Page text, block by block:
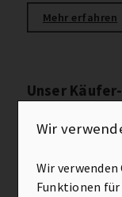
Mehr erfahren
Unser
Wir
Wir
Funktionen für